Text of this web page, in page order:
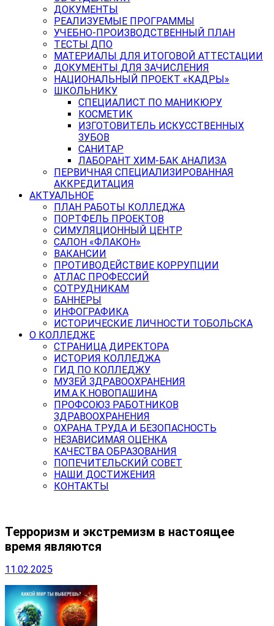
ДОКУМЕНТЫ
РЕАЛИЗУЕМЫЕ ПРОГРАММЫ
УЧЕБНО-ПРОИЗВОДСТВЕННЫЙ ПЛАН
ТЕСТЫ ДПО
МАТЕРИАЛЫ ДЛЯ ИТОГОВОЙ АТТЕСТАЦИИ
ДОКУМЕНТЫ ДЛЯ ЗАЧИСЛЕНИЯ
НАЦИОНАЛЬНЫЙ ПРОЕКТ «КАДРЫ»
ШКОЛЬНИКУ
СПЕЦИАЛИСТ ПО МАНИКЮРУ
КОСМЕТИК
ИЗГОТОВИТЕЛЬ ИСКУССТВЕННЫХ
ЗУБОВ
САНИТАР
ЛАБОРАНТ ХИМ-БАК АНАЛИЗА
ПЕРВИЧНАЯ СПЕЦИАЛИЗИРОВАННАЯ
АККРЕДИТАЦИЯ
АКТУАЛЬНОЕ
ПЛАН РАБОТЫ КОЛЛЕДЖА
ПОРТФЕЛЬ ПРОЕКТОВ
СИМУЛЯЦИОННЫЙ ЦЕНТР
САЛОН «ФЛАКОН»
ВАКАНСИИ
ПРОТИВОДЕЙСТВИЕ КОРРУПЦИИ
АТЛАС ПРОФЕССИЙ
СОТРУДНИКАМ
БАННЕРЫ
ИНФОГРАФИКА
ИСТОРИЧЕСКИЕ ЛИЧНОСТИ ТОБОЛЬСКА
О КОЛЛЕДЖЕ
СТРАНИЦА ДИРЕКТОРА
ИСТОРИЯ КОЛЛЕДЖА
ГИД ПО КОЛЛЕДЖУ
МУЗЕЙ ЗДРАВООХРАНЕНИЯ
ИМ.А.К.НОВОПАШИНА
ПРОФСОЮЗ РАБОТНИКОВ
ЗДРАВООХРАНЕНИЯ
ОХРАНА ТРУДА И БЕЗОПАСНОСТЬ
НЕЗАВИСИМАЯ ОЦЕНКА
КАЧЕСТВА ОБРАЗОВАНИЯ
ПОПЕЧИТЕЛЬСКИЙ СОВЕТ
НАШИ ДОСТИЖЕНИЯ
КОНТАКТЫ
Терроризм и экстремизм в настоящее
время являются
11.02.2025